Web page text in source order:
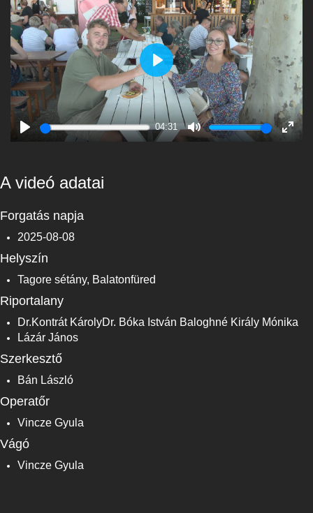
04:31
Mute
Play
A videó adatai
Forgatás napja
2025-08-08
Helyszín
Tagore sétány, Balatonfüred
Riportalany
Dr.Kontrát KárolyDr. Bóka István Baloghné Király Mónika
Lázár János
Szerkesztő
Bán László
Operatőr
Vincze Gyula
Vágó
Vincze Gyula